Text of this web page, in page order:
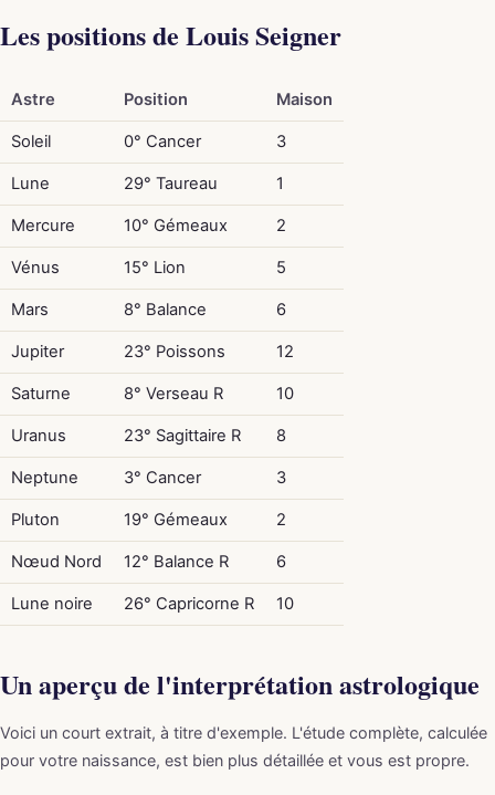
Les positions de Louis Seigner
Astre Position Maison
Soleil 0° Cancer 3
Lune 29° Taureau 1
Mercure 10° Gémeaux 2
Vénus 15° Lion 5
Mars 8° Balance 6
Jupiter 23° Poissons 12
Saturne 8° Verseau R 10
Uranus 23° Sagittaire R 8
Neptune 3° Cancer 3
Pluton 19° Gémeaux 2
Nœud Nord 12° Balance R 6
Lune noire 26° Capricorne R 10
Un aperçu de l'interprétation astrologique
Voici un court extrait, à titre d'exemple. L'étude complète, calculée
pour votre naissance, est bien plus détaillée et vous est propre.